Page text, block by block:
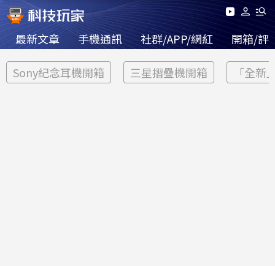
最新文章 手機通訊 社群/APP/網紅 開箱/評
Sony紀念耳機開箱 三星摺疊機開箱 「全新